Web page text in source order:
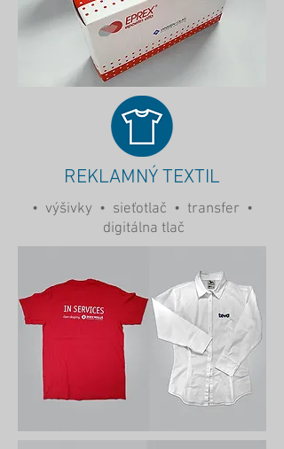
REKLAMNÝ TEXTIL
• výšivky • sieťotlač • transfer •
digitálna tlač